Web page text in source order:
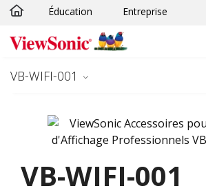
Passer au contenu principal
Éducation Entreprise
VB-WIFI-001
VB-WIFI-001